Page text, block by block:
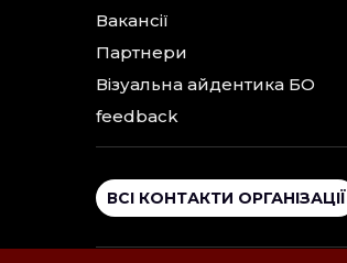
Вакансії
Партнери
Візуальна айдентика БО
feedback
ВСІ КОНТАКТИ ОРГАНІЗАЦІЇ